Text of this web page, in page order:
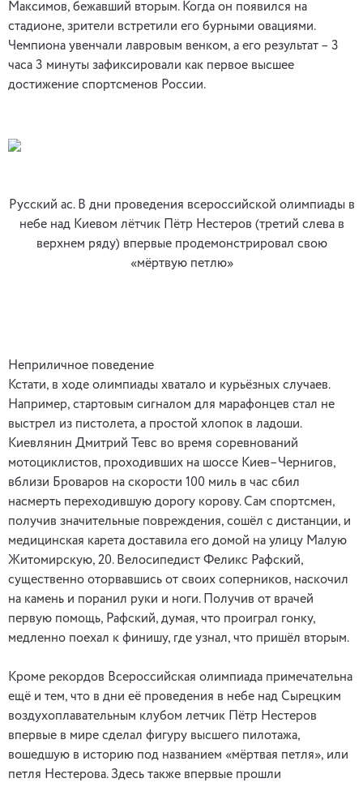
Максимов, бежавший вторым. Когда он появился на
стадионе, зрители встретили его бурными овациями.
Чемпиона увенчали лавровым венком, а его результат – 3
часа 3 минуты зафиксировали как первое высшее
достижение спортсменов России.
Русский ас. В дни проведения всероссийской олимпиады в
небе над Киевом лётчик Пётр Нестеров (третий слева в
верхнем ряду) впервые продемонстрировал свою
«мёртвую петлю»
Неприличное поведение
Кстати, в ходе олимпиады хватало и курьёзных случаев.
Например, стартовым сигналом для марафонцев стал не
выстрел из пистолета, а простой хлопок в ладоши.
Киевлянин Дмитрий Тевс во время соревнований
мотоциклистов, проходивших на шоссе Киев–Чернигов,
вблизи Броваров на скорости 100 миль в час сбил
насмерть переходившую дорогу корову. Сам спортсмен,
получив значительные повреждения, сошёл с дистанции, и
медицинская карета доставила его домой на улицу Малую
Житомирскую, 20. Велосипедист Феликс Рафский,
существенно оторвавшись от своих соперников, наскочил
на камень и поранил руки и ноги. Получив от врачей
первую помощь, Рафский, думая, что проиграл гонку,
медленно поехал к финишу, где узнал, что пришёл вторым.
Кроме рекордов Всероссийская олимпиада примечательна
ещё и тем, что в дни её проведения в небе над Сырецким
воздухоплавательным клубом летчик Пётр Нестеров
впервые в мире сделал фигуру высшего пилотажа,
вошедшую в историю под названием «мёртвая петля», или
петля Нестерова. Здесь также впервые прошли